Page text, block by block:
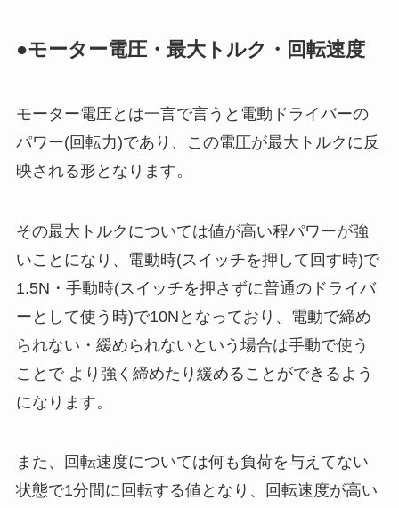
●モーター電圧・最大トルク・回転速度
モーター電圧とは一言で言うと電動ドライバーの
パワー(回転力)であり、この電圧が最大トルクに反
映される形となります。
その最大トルクについては値が高い程パワーが強
いことになり、電動時(スイッチを押して回す時)で
1.5N・手動時(スイッチを押さずに普通のドライバ
ーとして使う時)で10Nとなっており、電動で締め
られない・緩められないという場合は手動で使う
ことで より強く締めたり緩めることができるよう
になります。
また、回転速度については何も負荷を与えてない
状態で1分間に回転する値となり、回転速度が高い